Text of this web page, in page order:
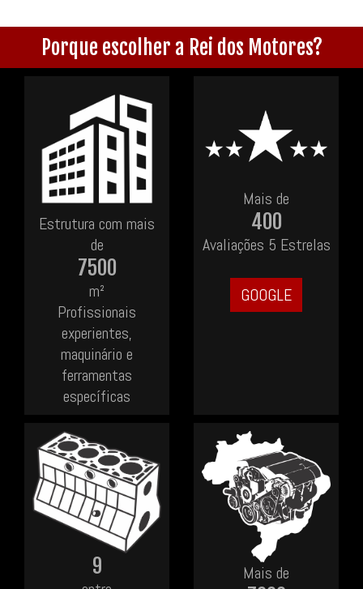
Porque escolher a Rei dos Motores?
Estrutura com mais
de
7500
m²
Profissionais
experientes,
maquinário e
ferramentas
específicas
Mais de
400
Avaliações 5 Estrelas
GOOGLE
9 Mais de